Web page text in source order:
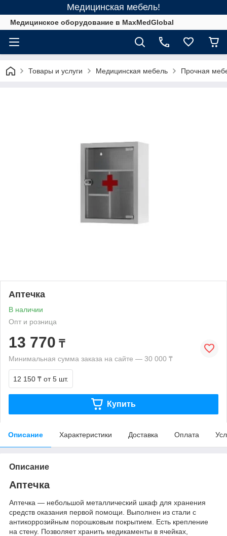
Медицинская мебель!
Медицинское оборудование в MaxMedGlobal
Товары и услуги Медицинская мебель Прочная
Аптечка
В наличии
Опт и розница
13 770 ₸
Минимальная сумма заказа на сайте — 30 000 ₸
12 150 ₸ от 5 шт.
Купить
Описание Характеристики Доставка Оплата
Описание
Аптечка
Аптечка — небольшой металлический шкаф для хранения
средств оказания первой помощи. Выполнен из стали с
антикоррозийным порошковым покрытием. Есть крепление
на стену. Позволяет хранить медикаменты в ячейках,